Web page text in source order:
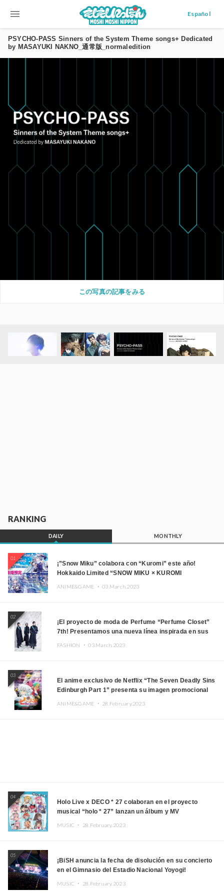
menu Español
PSYCHO-PASS Sinners of the System Theme songs+ Dedicated
by MASAYUKI NAKNO_通常版_normaledition
この写真の記事をみる
RANKING
DAILY MONTHLY
01
¡”Snow Miku” colabora con “Kuromi” este año!
Hokkaido Limited “SNOW MIKU × KUROMI
ANIME&GAME ・03.March.2023
02
¡El proyecto de moda de Perfume “Perfume Closet”
7th! Presentamos una nueva línea inspirada en sus
FASHION ・03.March.2023
03
El anime exclusivo de Netflix “The Seven Deadly Sins
Edinburgh Part 1” presenta su imagen promocional
ANIME&GAME ・ 28.February.2023
04
Holo Live x DECO * 27 colaboran en el proyecto
musical “holo * 27” lanzan un álbum y MV
MUSIC ・ 28.February.2023
05
¡BiSH anuncia la fecha de disolución en su concierto
en el Gimnasio del Estadio Nacional Yoyogi!
MUSIC ・ 28.February.2023